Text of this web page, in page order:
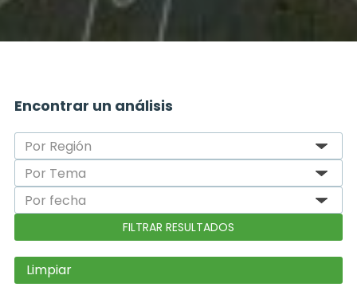
Encontrar un análisis
Limpiar